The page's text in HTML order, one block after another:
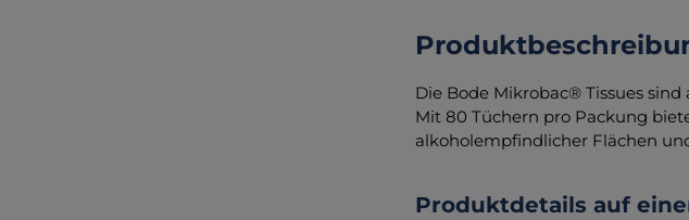
Die Bode Mikrobac® Tissues
Mit 80 Tüchern pro Packung
alkoholempfindlicher Flächen
Produktdetails auf